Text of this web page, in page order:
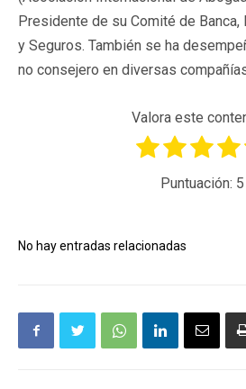
Presidente de su Comité de
y Seguros. También se ha
no consejero en diversas
Valora este
Puntuación: 5
No hay entradas relacionadas